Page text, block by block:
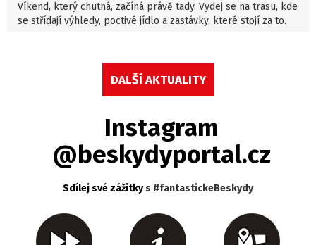
Víkend, který chutná, začíná právě tady. Vydej se na trasu, kde
se střídají výhledy, poctivé jídlo a zastávky, které stojí za to.
DALŠÍ AKTUALITY
Instagram
@beskydyportal.cz
Sdílej své zážitkys #fantastickeBeskydy